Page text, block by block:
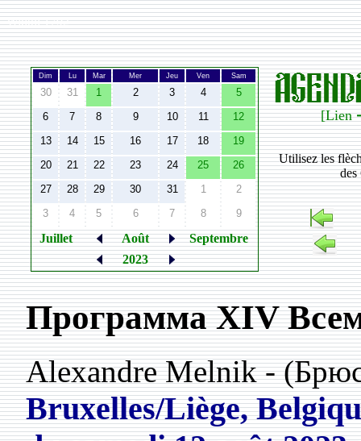
Width:1792
Dim Lu Mar Mer Jeu Ven Sam
30 31 1 2 3 4
5
6
7 8 9 10 11
12
13
14 15 16 17 18
19
20
21 22 23 24 25
26
27
28 29 30 31 1
2
3
4 5 6 7 8 9
Juillet Août
Septembre
2023
[Lien
Utilisez les
des
Программа XIV
Alexandre Melnik -
Bruxelles/Liège,